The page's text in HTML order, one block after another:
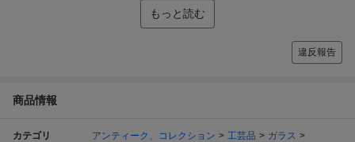
もっと読む
違反報告
商品情報
カテゴリ アンティーク、コレクション 工芸品
ガラス